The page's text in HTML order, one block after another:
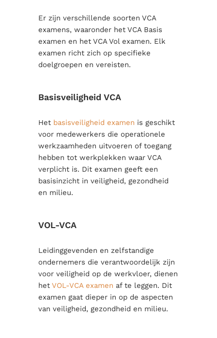
Er zijn verschillende soorten VCA
examens, waaronder het VCA Basis
examen en het VCA Vol examen. Elk
examen richt zich op specifieke
doelgroepen en vereisten.
Basisveiligheid VCA
Het basisveiligheid examen is geschikt
voor medewerkers die operationele
werkzaamheden uitvoeren of toegang
hebben tot werkplekken waar VCA
verplicht is. Dit examen geeft een
basisinzicht in veiligheid, gezondheid
en milieu.
VOL-VCA
Leidinggevenden en zelfstandige
ondernemers die verantwoordelijk zijn
voor veiligheid op de werkvloer, dienen
het VOL-VCA examen af te leggen. Dit
examen gaat dieper in op de aspecten
van veiligheid, gezondheid en milieu.